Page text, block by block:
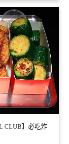
CLUB】必吃炸